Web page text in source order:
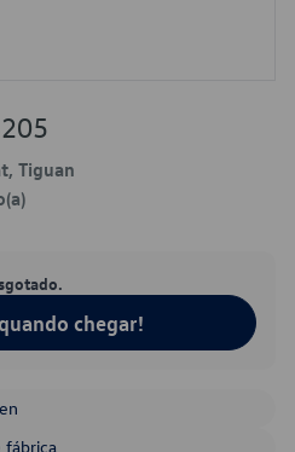
Tiguan
chegar!
fábrica